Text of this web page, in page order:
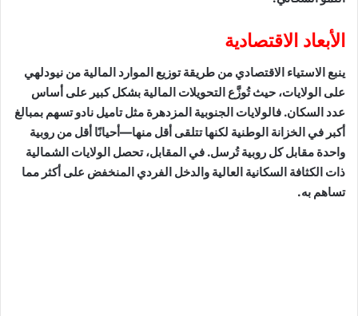
الأبعاد الاقتصادية
ينبع الاستياء الاقتصادي من طريقة توزيع الموارد المالية من نيودلهي
على الولايات، حيث تُوزَّع التحويلات المالية بشكل كبير على أساس
عدد السكان. فالولايات الجنوبية المزدهرة مثل تاميل نادو تسهم بمبالغ
أكبر في الخزانة الوطنية لكنها تتلقى أقل منها—أحيانًا أقل من روبية
واحدة مقابل كل روبية تُرسل. في المقابل، تحصل الولايات الشمالية
ذات الكثافة السكانية العالية والدخل الفردي المنخفض على أكثر مما
تساهم به.